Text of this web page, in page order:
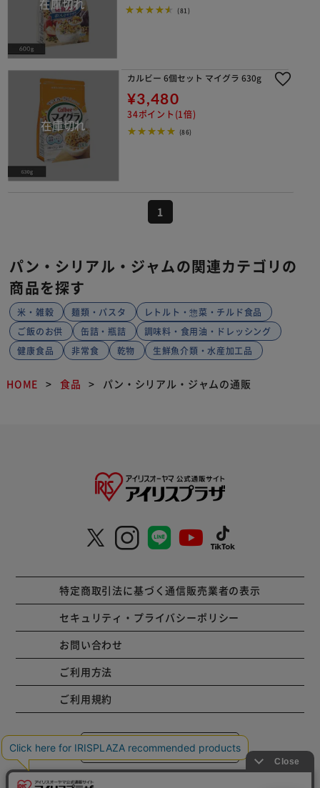
(81)
カルビー 6個セット マイグラ 630g
¥3,480
34ポイント(1倍)
(86)
1
パン・シリアル・ジャムの関連カテゴリの
商品を探す
米・雑穀 麺類・パスタ
レトルト・惣菜・チルド食品
ご飯のお供
缶詰・瓶詰
調味料・食用油・ドレッシング
健康食品
非常食 乾物 生鮮魚介類・水産加工品
HOME 食品 パン・シリアル・ジャムの通販
特定商取引法に基づく通信販売業者の表示
セキュリティ・プライバシーポリシー
お問い合わせ
ご利用方法
ご利用規約
コーポレートサイト